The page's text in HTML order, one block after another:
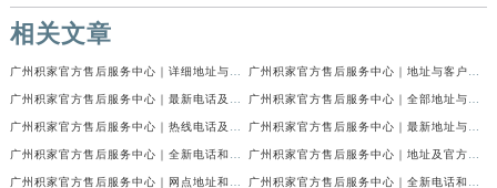
相关文章